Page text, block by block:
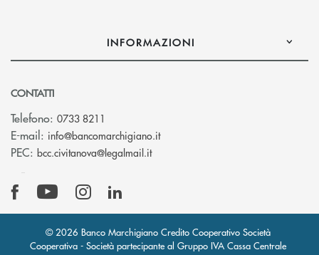
INFORMAZIONI
CONTATTI
Telefono: 0733 8211
E-mail: info@bancomarchigiano.it(si apre l’app di posta
PEC: bcc.civitanova@legalmail.it(si apre l’app di posta elettronica)
© 2026 Banco Marchigiano Credito Cooperativo Società
Cooperativa - Società partecipante al Gruppo IVA Cassa Centrale